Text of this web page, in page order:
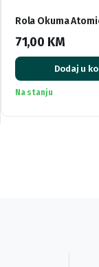
Rola Okuma
71,00 KM
Dodaj u
Na stanju